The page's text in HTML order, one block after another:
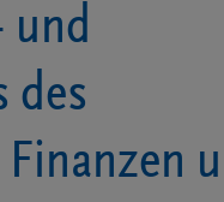
und
des